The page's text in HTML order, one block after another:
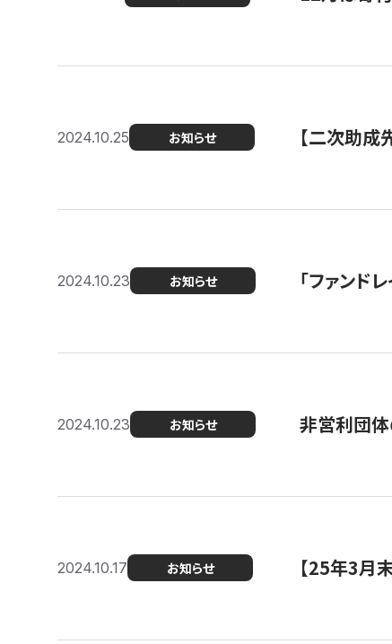
2024.10.25 お知らせ 【二次助成
2024.10.23 お知らせ 「ファンド
2024.10.23 お知らせ 非営利団体
2024.10.17 お知らせ 【25年3月